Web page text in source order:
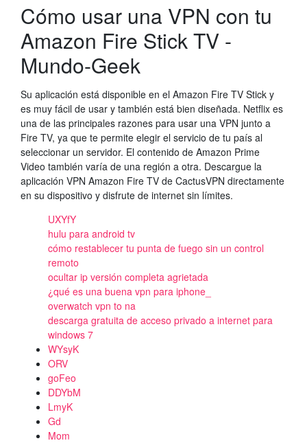
Cómo usar una VPN con tu
Amazon Fire Stick TV -
Mundo-Geek
Su aplicación está disponible en el Amazon Fire TV Stick y
es muy fácil de usar y también está bien diseñada. Netflix es
una de las principales razones para usar una VPN junto a
Fire TV, ya que te permite elegir el servicio de tu país al
seleccionar un servidor. El contenido de Amazon Prime
Video también varía de una región a otra. Descargue la
aplicación VPN Amazon Fire TV de CactusVPN directamente
en su dispositivo y disfrute de internet sin límites.
UXYfY
hulu para android tv
cómo restablecer tu punta de fuego sin un control
remoto
ocultar ip versión completa agrietada
¿qué es una buena vpn para iphone_
overwatch vpn to na
descarga gratuita de acceso privado a internet para
windows 7
WYsyK
ORV
goFeo
DDYbM
LmyK
Gd
Mom